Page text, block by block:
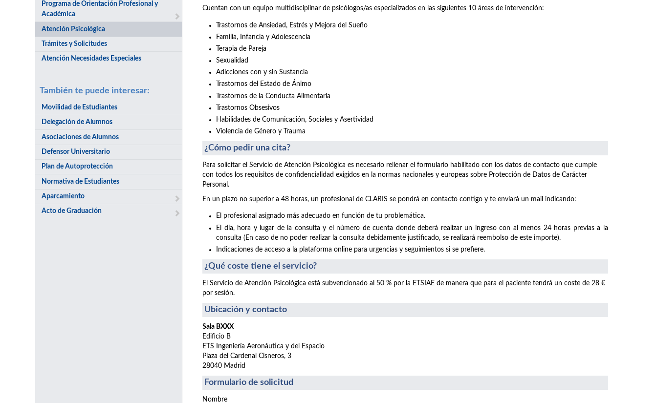
Programa de Orientación Profesional y
Académica
Atención Psicológica
Trámites y Solicitudes
Atención Necesidades Especiales
También te puede interesar:
Movilidad de Estudiantes
Delegación de Alumnos
Asociaciones de Alumnos
Defensor Universitario
Plan de Autoprotección
Normativa de Estudiantes
Aparcamiento
Acto de Graduación
Cuentan con un equipo multidisciplinar de psicólogos/as especializados en las siguientes 10 áreas de intervención:
Trastornos de Ansiedad, Estrés y Mejora del Sueño
Familia, Infancia y Adolescencia
Terapia de Pareja
Sexualidad
Adicciones con y sin Sustancia
Trastornos del Estado de Ánimo
Trastornos de la Conducta Alimentaria
Trastornos Obsesivos
Habilidades de Comunicación, Sociales y Asertividad
Violencia de Género y Trauma
¿Cómo pedir una cita?
Para solicitar el Servicio de Atención Psicológica es necesario rellenar el formulario habilitado con los datos de contacto que cumple
con todos los requisitos de confidencialidad exigidos en la normas nacionales y europeas sobre Protección de Datos de Carácter
Personal.
En un plazo no superior a 48 horas, un profesional de CLARIS se pondrá en contacto contigo y te enviará un mail indicando:
El profesional asignado más adecuado en función de tu problemática.
El día, hora y lugar de la consulta y el número de cuenta donde deberá realizar un ingreso con al menos 24 horas previas a la
consulta (En caso de no poder realizar la consulta debidamente justificado, se realizará reembolso de este importe).
Indicaciones de acceso a la plataforma online para urgencias y seguimientos si se prefiere.
¿Qué coste tiene el servicio?
El Servicio de Atención Psicológica está subvencionado al 50 % por la ETSIAE de manera que para el paciente tendrá un coste de 28 €
por sesión.
Ubicación y contacto
Sala BXXX
Edificio B
ETS Ingeniería Aeronáutica y del Espacio
Plaza del Cardenal Cisneros, 3
28040 Madrid
Formulario de solicitud
Nombre